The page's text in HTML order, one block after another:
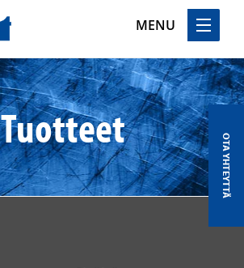
MENU
Tuotteet
OTA YHTEYTTÄ